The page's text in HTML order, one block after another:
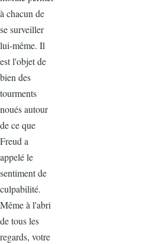
à chacun de
se surveiller
lui-même. Il
est l'objet de
bien des
tourments
noués autour
de ce que
Freud a
appelé le
sentiment de
culpabilité.
Même à l'abri
de tous les
regards, votre